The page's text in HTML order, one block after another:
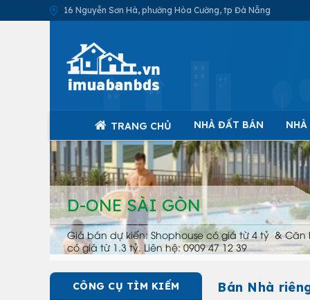
16 Nguyễn Sơn Hà, phường Hòa Cường, tp Đà Nẵng
TRANG CHỦ NHÀ ĐẤT BÁN
D-ONE SÀI GÒN
Giá bán dự kiến: Shophouse có giá từ 4 tỷ & Căn
có giá từ 1.3 tỷ. Liên hệ: 0909 47 12 39
CÔNG CỤ TÌM KIẾM Bán Nhà